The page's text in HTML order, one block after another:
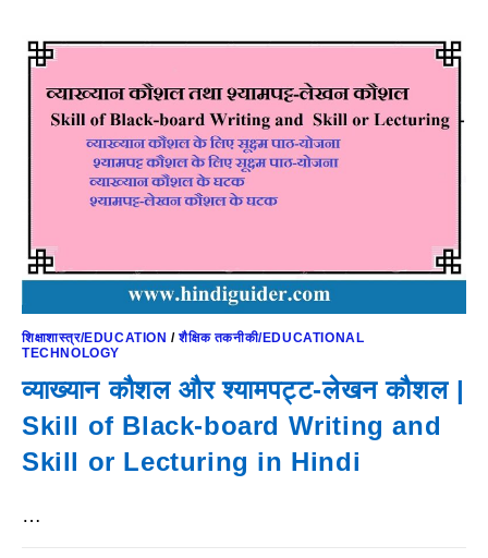
शिक्षाशास्त्र/EDUCATION /शैक्षिक तकनीकी/EDUCATIONAL
TECHNOLOGY
व्याख्यान कौशल और श्यामपट्ट-लेखन कौशल |
Skill of Black-board Writing and
Skill or Lecturing in Hindi
…